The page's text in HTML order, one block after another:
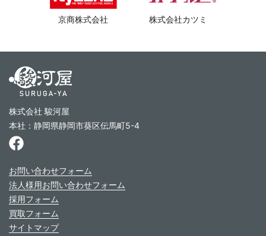
京商株式会社 株式会社カツミ
株式会社 駿河屋
本社：静岡県静岡市葵区伝馬町5-4
お問い合わせフォーム
法人様用お問い合わせフォーム
採用フォーム
買取フォーム
サイトマップ